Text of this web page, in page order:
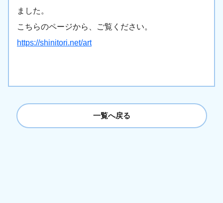
ました。
こちらのページから、ご覧ください。
https://shinitori.net/art
一覧へ戻る